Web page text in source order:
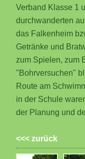
Verband Klasse 1
durchwanderten
das Falkenheim
Getränke und
zum Spielen, zum
"Bohrversuchen"
Route am
in der Schule
der Planung und
<<< zurück